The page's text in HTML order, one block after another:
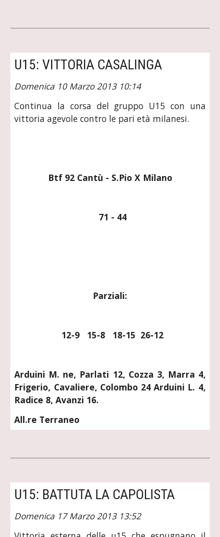
U15: VITTORIA CASALINGA
Domenica 10 Marzo 2013 10:14
Continua la corsa del gruppo U15 con una
vittoria agevole contro le pari età milanesi.
Btf 92 Cantù - S.Pio X Milano
  71 - 44
Parziali:
  12-9   15-8   18-15  26-12
Arduini M. ne, Parlati 12, Cozza 3, Marra 4,
Frigerio, Cavaliere, Colombo 24 Arduini L. 4,
Radice 8, Avanzi 16.
All.re Terraneo
U15: BATTUTA LA CAPOLISTA
Domenica 17 Marzo 2013 13:52